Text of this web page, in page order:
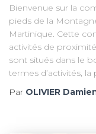
Bienvenue sur la
pieds de la
Martinique. Cette
activités de
sont situés dans le
termes d’activités,
Par OLIVIER